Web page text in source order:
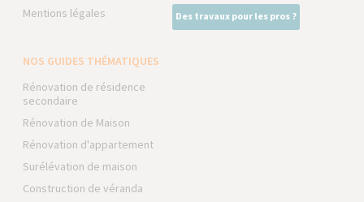
Mentions légales
Des travaux pour les pros ?
NOS GUIDES THÉMATIQUES
Rénovation de résidence
secondaire
Rénovation de Maison
Rénovation d'appartement
Surélévation de maison
Construction de véranda